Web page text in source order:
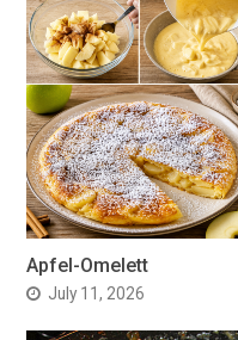
Apfel-Omelett
July 11, 2026